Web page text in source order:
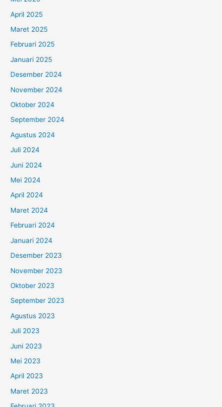
April 2025
Maret 2025
Februari 2025
Januari 2025
Desember 2024
November 2024
Oktober 2024
September 2024
Agustus 2024
Juli 2024
Juni 2024
Mei 2024
April 2024
Maret 2024
Februari 2024
Januari 2024
Desember 2023
November 2023
Oktober 2023
September 2023
Agustus 2023
Juli 2023
Juni 2023
Mei 2023
April 2023
Maret 2023